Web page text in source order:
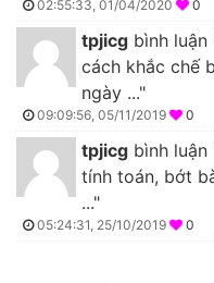
02:55:33, 01/04/2020 0
tpjicg bình
cách khắc chế
ngày ..."
09:09:56, 05/11/2019 0
tpjicg bình
tính toán, bớt
..."
05:24:31, 25/10/2019 0